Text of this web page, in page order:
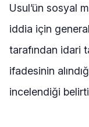
Usul’ün sosyal
iddia için
tarafından idari
ifadesinin
incelendiği